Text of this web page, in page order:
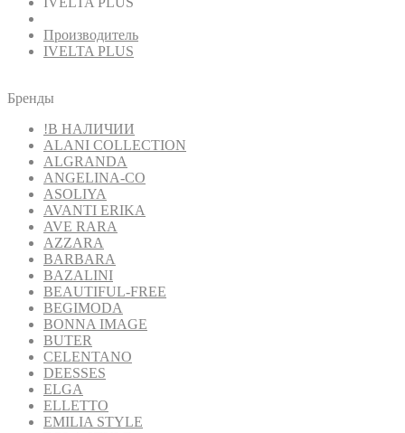
Производитель
IVELTA PLUS
Бренды
!В НАЛИЧИИ
ALANI COLLECTION
ALGRANDA
ANGELINA-CO
ASOLIYA
AVANTI ERIKA
AVE RARA
AZZARA
BARBARA
BAZALINI
BEAUTIFUL-FREE
BEGIMODA
BONNA IMAGE
BUTER
CELENTANO
DEESSES
ELGA
ELLETTO
EMILIA STYLE